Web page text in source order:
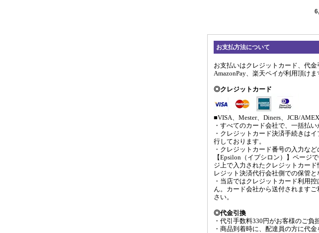
お支払方法について
お支払いはクレジットカード、代金
AmazonPay、楽天ペイが利用頂けま
◎クレジットカード
■VISA、Mester、Diners、JCB/
・すべてのカード会社で、一括払い
・クレジットカード決済手続きは
行しております。
・クレジットカード番号の入力な
【Epsilon（イプシロン）】ページ
ジ上で入力されたクレジットカー
レジット決済代行会社側での保管と
・当店ではクレジットカード利用
ん。カード会社から送付されます
さい。
◎代金引換
・代引手数料330円がお客様のご負
・商品到着時に、配達員の方に代金